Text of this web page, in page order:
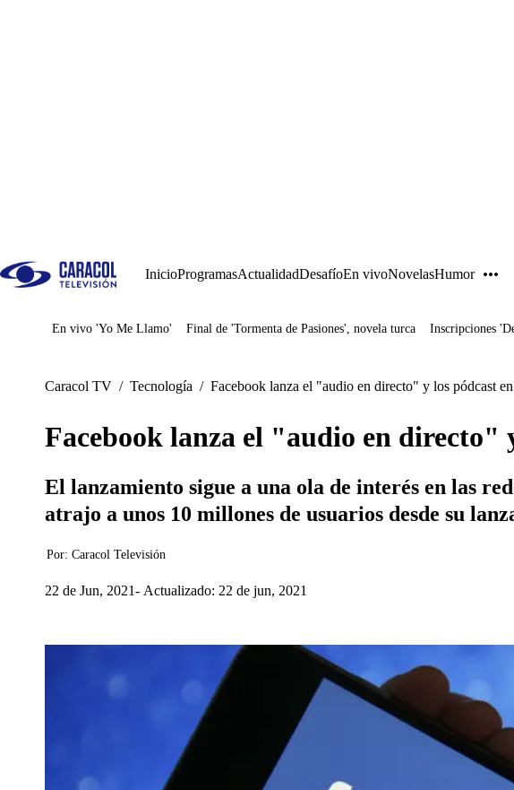
InicioProgramasActualidadDesafíoEn vivoNovelasHumor
Juegos
En vivo 'Yo Me Llamo' Final de 'Tormenta de Pasiones', novela turca Inscripciones
Caracol TV / Tecnología / Facebook lanza el "audio en directo" y los pódcast
Facebook lanza el "audio en directo"
El lanzamiento sigue a una ola de interés en las
atrajo a unos 10 millones de usuarios desde su
Por: Caracol Televisión
22 de Jun, 2021 Actualizado: 22 de jun, 2021